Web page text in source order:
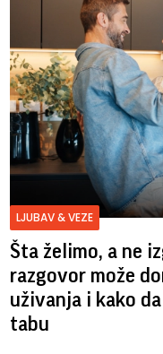
LJUBAV & VEZE
Šta želimo, a ne
razgovor može
uživanja i kako
tabu